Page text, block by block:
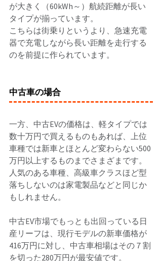
が大きく（60kWh～）航続距離が長い
タイプが揃っています。
こちらは街乗りというより、急速充電
器で充電しながら長い距離を走行する
のを前提に作られています。
中古車の場合
一方、中古EVの価格は、軽タイプでは
数十万円で買えるものもあれば、上位
車種では新車とほとんど変わらない500
万円以上するものまでさまざまです。
人気のある車種、高級車クラスほど型
落ちしないのは家電製品などと同じか
もしれません。
中古EV市場でもっとも出回っている日
産リーフは、現行モデルの新車価格が
416万円に対し、中古車相場はその７割
を切った280万円が最安値です。